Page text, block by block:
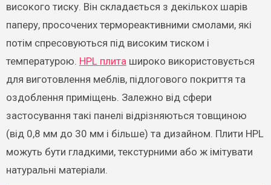
високого тиску. Він складається з декількох шарів
паперу, просочених термореактивними смолами, які
потім спресовуються під високим тиском і
температурою. HPL плиташироко використовується
для виготовлення меблів, підлогового покриття та
оздоблення приміщень. Залежно від сфери
застосування такі панелі відрізняються товщиною
(від 0,8 мм до 30 мм і більше) та дизайном. Плити HPL
можуть бути гладкими, текстурними або ж імітувати
натуральні матеріали.